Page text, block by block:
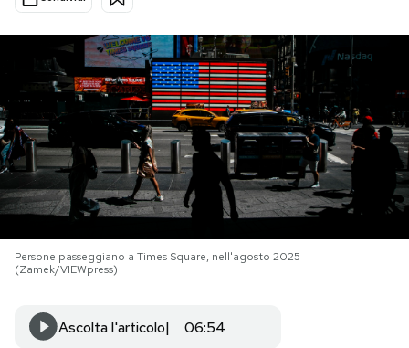
Economia
Sport
Altrecose
Mondiali calcio 2026
PODCAST
NEWSLETTER
I MIEI PREFERITI
SHOP
Persone passeggiano a Times Square, nell'agosto 2025
(Zamek/VIEWpress)
Ascolta l'articolo 06:54